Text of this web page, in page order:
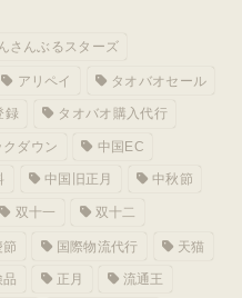
さんぶるスターズ
アリペイ タオバオセール
録 タオバオ購入代行
クダウン 中国EC
中国旧正月 中秋節
双十一 双十二
節 国際物流代行 天猫
品 正月 流通王